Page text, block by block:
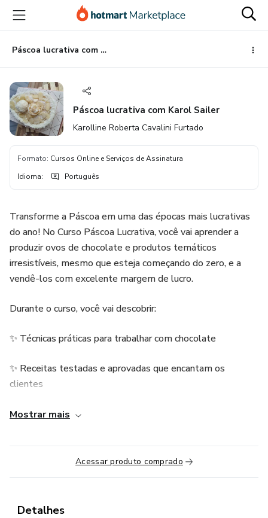
para
conteúdo
principal
para
pagamento
para
rodapé
Páscoa lucrativa com Karol Sailer
Páscoa lucrativa com Karol Sailer
Karolline Roberta Cavalini Furtado
Formato: Cursos Online e Serviços de Assinatura
Idioma: Português
Transforme a Páscoa em uma das épocas mais lucrativas
do ano! No Curso Páscoa Lucrativa, você vai aprender a
produzir ovos de chocolate e produtos temáticos
irresistíveis, mesmo que esteja começando do zero, e a
vendê-los com excelente margem de lucro.
Durante o curso, você vai descobrir:
✨ Técnicas práticas para trabalhar com chocolate
✨ Receitas testadas e aprovadas que encantam os
clientes
✨ Ideias criativas e tendências para se destacar na Páscoa
✨ Cálculo de custos e precificação correta para lucrar de
Mostrar mais
Acessar produto comprado
Detalhes